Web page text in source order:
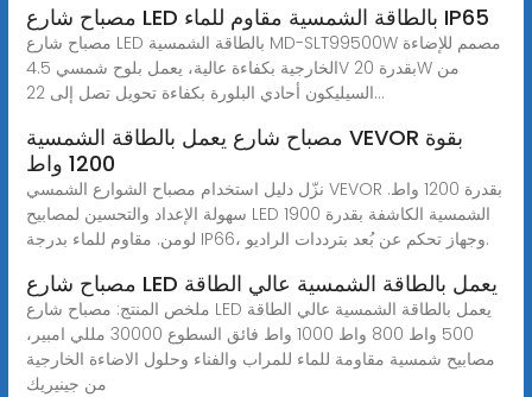
مصباح شارع LED بالطاقة الشمسية مقاوم للماء IP65
مصباح شارع LED بالطاقة الشمسية MD-SLT99500W مصمم للإضاءة
الخارجية بكفاءة عالية، يعمل بلوح شمسي 4.5V بقدرة 20W من
السيليكون أحادي البلورة بكفاءة تحويل تصل إلى 22...
مصباح شارع يعمل بالطاقة الشمسية VEVOR بقوة
1200 واط
نزّل دليل استخدام مصباح الشوارع الشمسي VEVOR بقدرة 1200 واط.
سهولة الإعداد والتحسين لمصابيح LED الشمسية الكاشفة بقدرة 1900
لومن. مقاوم للماء بدرجة IP66، وجهاز تحكم عن بُعد بترددات الراديو.
مصباح شارع LED يعمل بالطاقة الشمسية عالي الطاقة
ملخص المنتج: مصباح شارع LED يعمل بالطاقة الشمسية عالي الطاقة
500 واط 800 واط 1000 واط فائق السطوع 30000 مللي امبير،
مصابيح شمسية مقاومة للماء للمراب والفناء وحلول الاضاءة الخارجية
من جينيريك